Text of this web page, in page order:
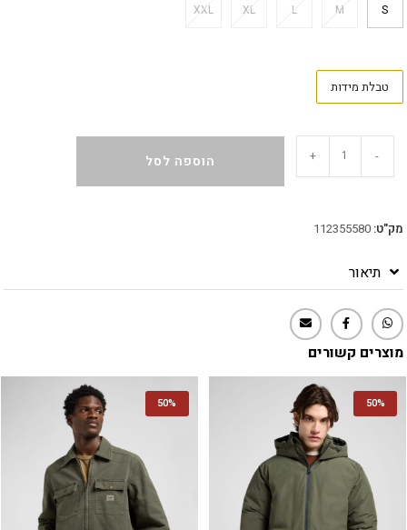
S
M
L
XL
XXL
טבלת מידות
-
+ הוספה לסל
מק"ט:112355580
תיאור
מוצרים קשורים
50%
50%